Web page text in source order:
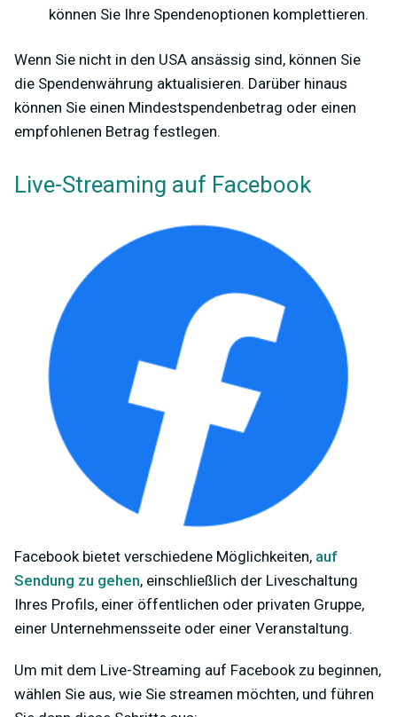
können Sie Ihre Spendenoptionen komplettieren.
Wenn Sie nicht in den USA ansässig sind, können Sie
die Spendenwährung aktualisieren. Darüber hinaus
können Sie einen Mindestspendenbetrag oder einen
empfohlenen Betrag festlegen.
Live-Streaming auf Facebook
Facebook bietet verschiedene Möglichkeiten, auf
Sendung zu gehen, einschließlich der Liveschaltung
Ihres Profils, einer öffentlichen oder privaten Gruppe,
einer Unternehmensseite oder einer Veranstaltung.
Um mit dem Live-Streaming auf Facebook zu beginnen,
wählen Sie aus, wie Sie streamen möchten, und führen